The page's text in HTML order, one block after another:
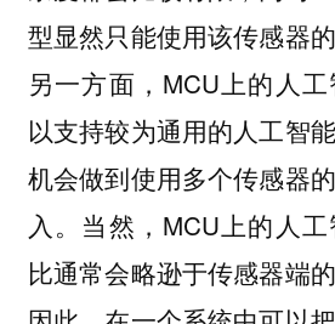
型显然只能使用该传感器
另一方面，MCU上的人
以支持较为通用的人工智
机会做到使用多个传感器
入。当然，MCU上的人
比通常会略逊于传感器端